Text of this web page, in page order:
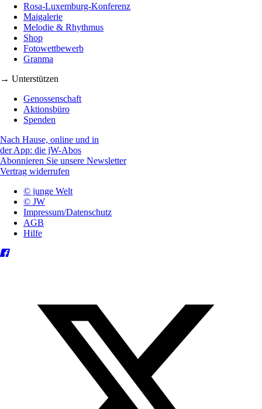
Rosa-Luxemburg-Konferenz
Maigalerie
Melodie & Rhythmus
Shop
Fotowettbewerb
Granma
→ Unterstützen
Genossenschaft
Aktionsbüro
Spenden
Nach Hause, online und in
der App: die jW-Abos
Abonnieren Sie unsere Newsletter
Vertrag widerrufen
© junge Welt
© JW
Impressum/Datenschutz
AGB
Hilfe